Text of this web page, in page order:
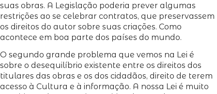
suas obras. A Legislação poderia prever algumas
restrições ao se celebrar contratos, que preservassem
os direitos do autor sobre suas criações. Como
acontece em boa parte dos países do mundo.
O segundo grande problema que vemos na Lei é
sobre o desequilíbrio existente entre os direitos dos
titulares das obras e os dos cidadãos, direito de terem
acesso à Cultura e à informação. A nossa Lei é muito